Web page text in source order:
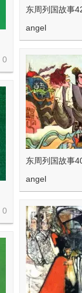
东周列国故事
angel
0
东周列国故事
angel
0